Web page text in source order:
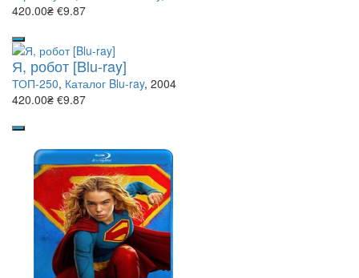
420.00₴ €9.87
Я, робот [Blu-ray]
ТОП-250, Каталог Blu-ray, 2004
420.00₴ €9.87